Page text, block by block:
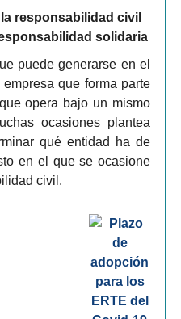
responsabilidad civil
solidaria
puede generarse en el
que forma parte
opera bajo un mismo
ocasiones plantea
qué entidad ha de
en el que se ocasione
civil.